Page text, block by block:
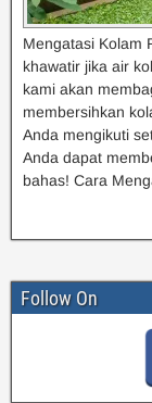
Mengatasi Kolam
khawatir jika air
kami akan
membersihkan
Anda mengikuti
Anda dapat
bahas! Cara
Follow On